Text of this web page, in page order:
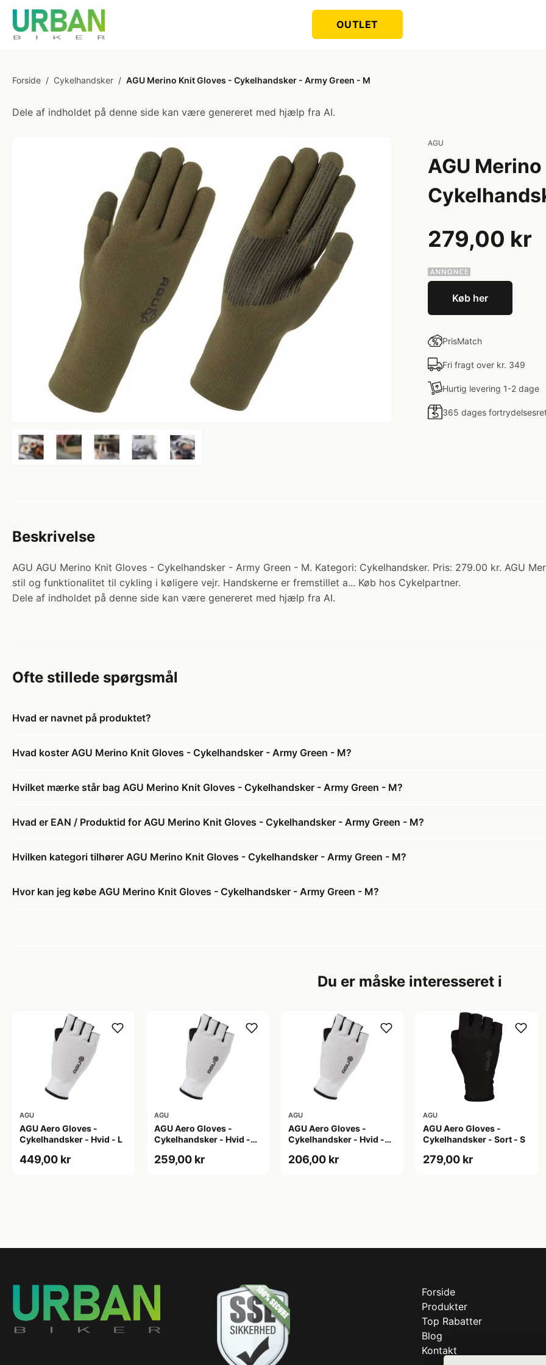
OUTLET
Forside / Cykelhandsker / AGU Merino Knit Gloves - Cykelhandsker - Army Green - M
Dele af indholdet på denne side kan være genereret med hjælp fra AI.
AGU
AGU
279,00 kr
Køb her
PrisMatch
Fri fragt over kr. 349
Hurtig levering 1-2 dage
365 dages
Beskrivelse
AGU AGU Merino Knit Gloves - Cykelhandsker - Army Green - M. Kategori: Cykelhandsker. Pris: 279.00 kr. AGU
stil og funktionalitet til cykling i køligere vejr. Handskerne er fremstillet a... Køb hos Cykelpartner.
Dele af indholdet på denne side kan være genereret med hjælp fra AI.
Ofte stillede spørgsmål
Hvad er navnet på produktet?
Hvad koster AGU Merino Knit Gloves - Cykelhandsker - Army Green - M?
Hvilket mærke står bag AGU Merino Knit Gloves - Cykelhandsker - Army Green - M?
Hvad er EAN / Produktid for AGU Merino Knit Gloves - Cykelhandsker - Army Green - M?
Hvilken kategori tilhører AGU Merino Knit Gloves - Cykelhandsker - Army Green - M?
Hvor kan jeg købe AGU Merino Knit Gloves - Cykelhandsker - Army Green - M?
Du er måske interesseret i
AGU
AGU Aero Gloves -
Cykelhandsker - Hvid - L
449,00 kr
AGU
AGU Aero Gloves -
Cykelhandsker - Hvid -
259,00 kr
AGU
AGU Aero Gloves -
Cykelhandsker - Hvid -
206,00 kr
AGU
AGU Aero Gloves -
Cykelhandsker - Sort - S
279,00 kr
Forside
Produkter
Top Rabatter
Blog
Kontakt